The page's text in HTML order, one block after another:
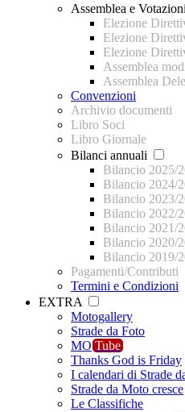
Assemblea e Votazioni
Elezione
Elezione
Elezione
Assemblea
Assemblea
Convenzioni
Archivio documenti
Libro Soci
Libro Giornale
Bilanci annuali
Bilancio 2025/
Bilancio 2024/
Bilancio 2023/
Bilancio 2022/
Bilancio 2021/
Bilancio 2020/
Bilancio 2019/
Pagamenti/Contributi
Termini e Condizioni
EXTRA
Motogallery
Strade da Foto
MO Tube
Thanks God is Friday
I calendari di Strade
Strade da Moto cresce
Le Classifiche